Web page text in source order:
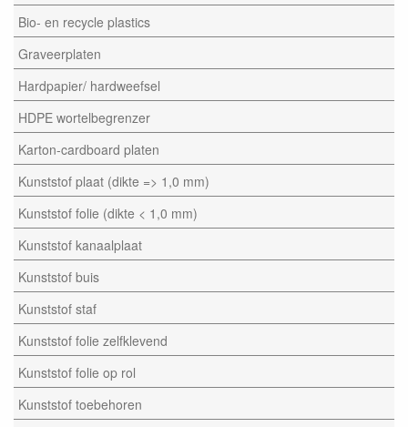
Bio- en recycle plastics
Graveerplaten
Hardpapier/ hardweefsel
HDPE wortelbegrenzer
Karton-cardboard platen
Kunststof plaat (dikte => 1,0 mm)
Kunststof folie (dikte < 1,0 mm)
Kunststof kanaalplaat
Kunststof buis
Kunststof staf
Kunststof folie zelfklevend
Kunststof folie op rol
Kunststof toebehoren